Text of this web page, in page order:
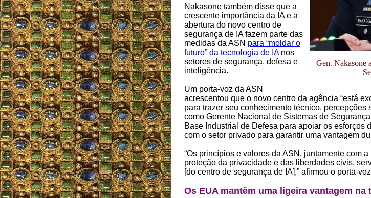
Gen. Nakasone
Nakasone também disse que a
crescente importância da IA e a
abertura do novo centro de
segurança de IA fazem parte das
medidas da ASN para “moldar o
futuro” da tecnologia de IAnos
setores de segurança, defesa e
inteligência.
Um porta-voz da ASN
acrescentou que o novo centro da agência “está
para trazer seu conhecimento técnico, percepções
como Gerente Nacional de Sistemas de
Base Industrial de Defesa para apoiar os esforços
com o setor privado para garantir uma vantagem
“Os princípios e valores da ASN, juntamente com
proteção da privacidade e das liberdades civis,
[do centro de segurança de IA],” afirmou o porta-
Os EUA mantêm uma ligeira vantagem na